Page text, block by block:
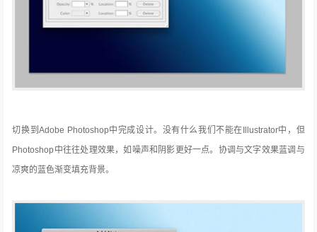
切换到Adobe Photoshop中完成设计。 没有什么我们不能在Illustrator中，但
Photoshop中往往处理效果，如噪声和阴影更好一点。 协调与文字效果蓝调与
凉爽的蓝色渐变填充背景。